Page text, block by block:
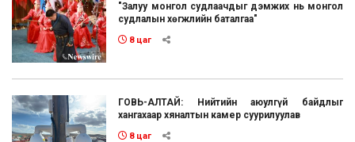
"Залуу монгол судлаачдыг дэмжих нь монгол
судлалын хөгжлийн баталгаа"
8 цаг
ГОВЬ-АЛТАЙ: Нийтийн аюулгүй байдлыг
хангахаар хяналтын камер суурилуулав
8 цаг